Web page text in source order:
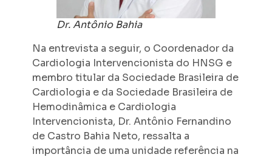
Dr. Antônio Bahia
Na entrevista a seguir, o Coordenador da
Cardiologia Intervencionista do HNSG e
membro titular da Sociedade Brasileira de
Cardiologia e da Sociedade Brasileira de
Hemodinâmica e Cardiologia
Intervencionista, Dr. Antônio Fernandino
de Castro Bahia Neto, ressalta a
importância de uma unidade referência na